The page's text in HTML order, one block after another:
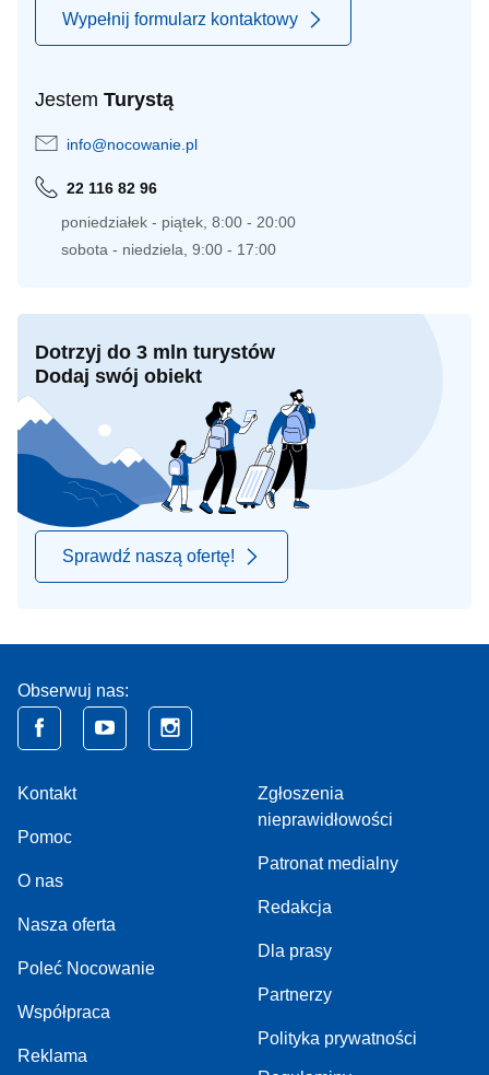
Wypełnij formularz kontaktowy
Jestem Turystą
info@nocowanie.pl
22 116 82 96
poniedziałek - piątek, 8:00 - 20:00
sobota - niedziela, 9:00 - 17:00
Dotrzyj do 3 mln turystów
Dodaj swój obiekt
Sprawdź naszą ofertę!
Obserwuj nas:
Kontakt
Pomoc
O nas
Nasza oferta
Poleć Nocowanie
Współpraca
Reklama
Zgłoszenia
nieprawidłowości
Patronat medialny
Redakcja
Dla prasy
Partnerzy
Polityka prywatności